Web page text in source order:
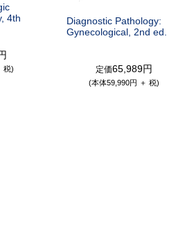
4th
税)
Diagnostic Pathology:
Gynecological, 2nd ed.
定価65,989円
(本体59,990円 ＋ 税)